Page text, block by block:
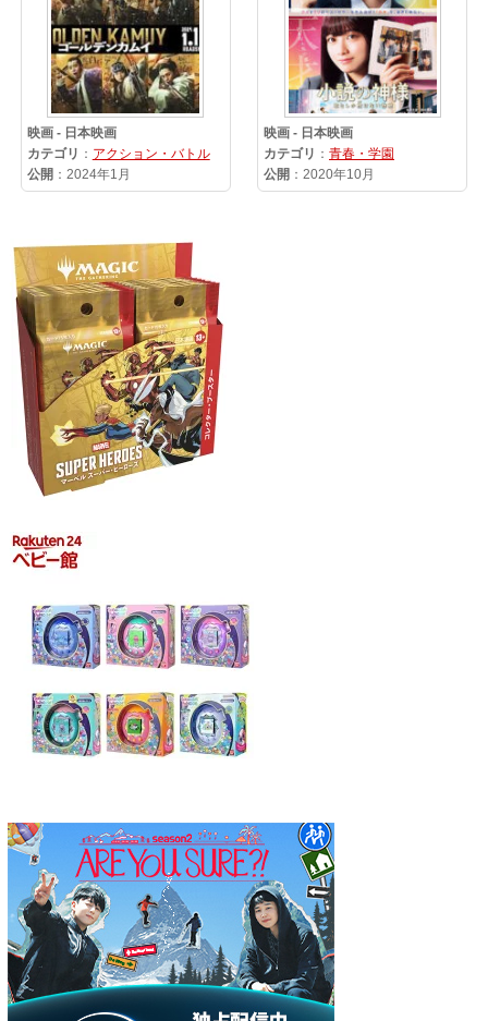
映画 - 日本映画
カテゴリ ： アクション・バトル
公開 ：2024年1月
映画 - 日本映画
カテゴリ ： 青春・学園
公開 ：2020年10月